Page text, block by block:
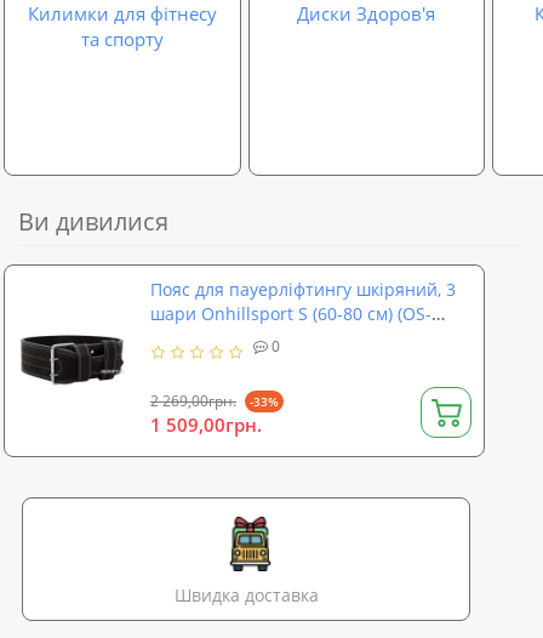
Килимки для фітнесу
та спорту
Диски Здоров'я
Ви дивилися
Пояс для пауерліфтингу шкіряний, 3
шари Onhillsport S (60-80 см) (OS-
0
2 269,00грн. -33%
1 509,00грн.
Швидка доставка